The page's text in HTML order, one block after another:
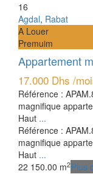
16
Agdal, Rabat
A Louer
Premuim
Appartement
17.000 Dhs /
Référence :
magnifique
Haut ...
Référence :
magnifique
Haut ...
22 150.00 m2Plus